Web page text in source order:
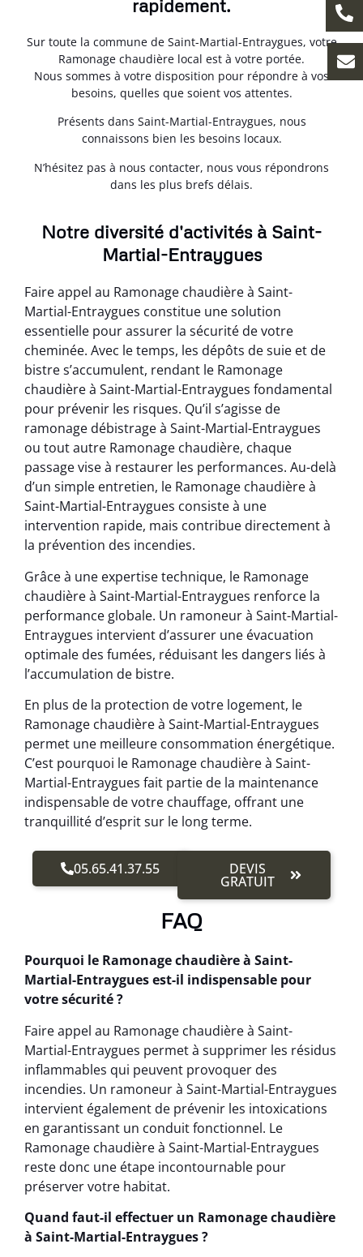
rapidement.
Sur toute la commune de Saint-Martial-Entraygues, votre
Ramonage chaudière local est à votre portée.
Nous sommes à votre disposition pour répondre à vos
besoins, quelles que soient vos attentes.
Présents dans Saint-Martial-Entraygues, nous
connaissons bien les besoins locaux.
N’hésitez pas à nous contacter, nous vous répondrons
dans les plus brefs délais.
Notre diversité d'activités à Saint-
Martial-Entraygues
Faire appel au Ramonage chaudière à Saint-
Martial-Entraygues constitue une solution
essentielle pour assurer la sécurité de votre
cheminée. Avec le temps, les dépôts de suie et de
bistre s’accumulent, rendant le Ramonage
chaudière à Saint-Martial-Entraygues fondamental
pour prévenir les risques. Qu’il s’agisse de
ramonage débistrage à Saint-Martial-Entraygues
ou tout autre Ramonage chaudière, chaque
passage vise à restaurer les performances. Au-delà
d’un simple entretien, le Ramonage chaudière à
Saint-Martial-Entraygues consiste à une
intervention rapide, mais contribue directement à
la prévention des incendies.
Grâce à une expertise technique, le Ramonage
chaudière à Saint-Martial-Entraygues renforce la
performance globale. Un ramoneur à Saint-Martial-
Entraygues intervient d’assurer une évacuation
optimale des fumées, réduisant les dangers liés à
l’accumulation de bistre.
En plus de la protection de votre logement, le
Ramonage chaudière à Saint-Martial-Entraygues
permet une meilleure consommation énergétique.
C’est pourquoi le Ramonage chaudière à Saint-
Martial-Entraygues fait partie de la maintenance
indispensable de votre chauffage, offrant une
tranquillité d’esprit sur le long terme.
05.65.41.37.55 DEVIS
GRATUIT
FAQ
Pourquoi le Ramonage chaudière à Saint-
Martial-Entraygues est-il indispensable pour
votre sécurité ?
Faire appel au Ramonage chaudière à Saint-
Martial-Entraygues permet à supprimer les résidus
inflammables qui peuvent provoquer des
incendies. Un ramoneur à Saint-Martial-Entraygues
intervient également de prévenir les intoxications
en garantissant un conduit fonctionnel. Le
Ramonage chaudière à Saint-Martial-Entraygues
reste donc une étape incontournable pour
préserver votre habitat.
Quand faut-il effectuer un Ramonage chaudière
à Saint-Martial-Entraygues ?